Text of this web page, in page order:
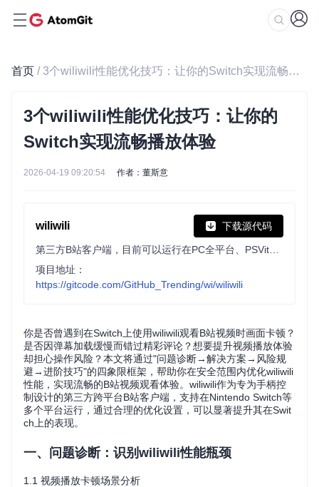
首页 / 3个wiliwili性能优化技巧：让你的Switch实现流畅播放体验
3个wiliwili性能优化技巧：让你的
Switch实现流畅播放体验
2026-04-19 09:20:54 作者：董斯意
wiliwili 下载源代码
项目地址：
https://gitcode.com/GitHub_Trending/wi/wiliwili
你是否曾遇到在Switch上使用wiliwili观看B站视频时画面卡顿？
是否因弹幕加载缓慢而错过精彩评论？想要提升视频播放体验
却担心操作风险？本文将通过"问题诊断→解决方案→风险规
避→进阶技巧"的四象限框架，帮助你在安全范围内优化wiliwili
性能，实现流畅的B站视频观看体验。wiliwili作为专为手柄控
制设计的第三方跨平台B站客户端，支持在Nintendo Switch等
多个平台运行，通过合理的优化设置，可以显著提升其在Swit
ch上的表现。
一、问题诊断：识别wiliwili性能瓶颈
1.1 视频播放卡顿场景分析